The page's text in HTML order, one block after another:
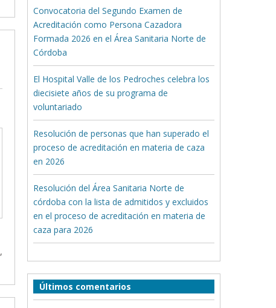
,
Convocatoria del Segundo Examen de
Acreditación como Persona Cazadora
Formada 2026 en el Área Sanitaria Norte de
Córdoba
El Hospital Valle de los Pedroches celebra los
diecisiete años de su programa de
voluntariado
Resolución de personas que han superado el
proceso de acreditación en materia de caza
en 2026
Resolución del Área Sanitaria Norte de
córdoba con la lista de admitidos y excluidos
en el proceso de acreditación en materia de
caza para 2026
Últimos comentarios